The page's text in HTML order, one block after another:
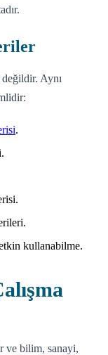
Aynı
.
kullanabilme.
ve bilim, sanayi,